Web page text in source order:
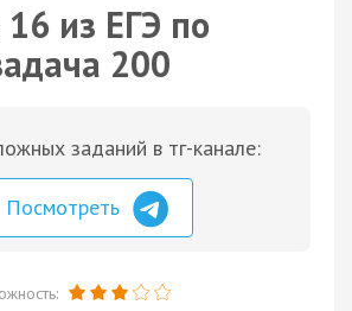
из ЕГЭ по
200
заданий в тг-канале:
Посмотреть